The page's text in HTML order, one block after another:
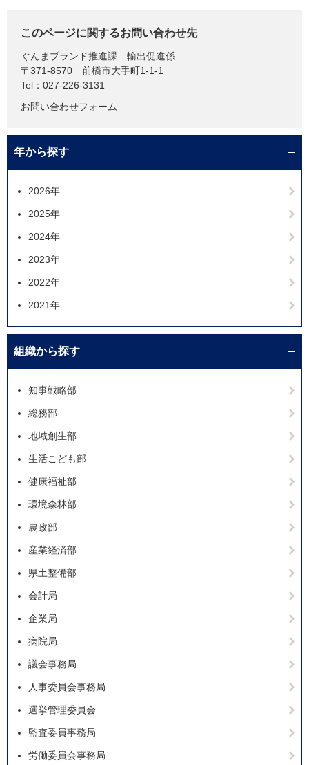
このページに関するお問い合わせ先
ぐんまブランド推進課
輸出促進係
〒371-8570
前橋市大手町1-1-1
Tel：027-226-3131
お問い合わせフォーム
年から探す
2026年
2025年
2024年
2023年
2022年
2021年
組織から探す
知事戦略部
総務部
地域創生部
生活こども部
健康福祉部
環境森林部
農政部
産業経済部
県土整備部
会計局
企業局
病院局
議会事務局
人事委員会事務局
選挙管理委員会
監査委員事務局
労働委員会事務局